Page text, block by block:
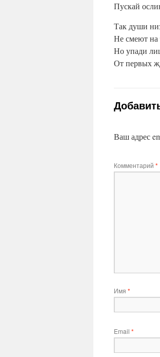
Пускай
Так души
Не смеют на
Но упади
От первых
Ваш адрес
Комментарий *
Имя *
Email *